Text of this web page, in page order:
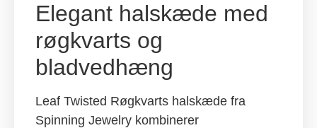
399,00 kr.
Elegant halskæde med
røgkvarts og
bladvedhæng
Leaf Twisted Røgkvarts halskæde fra
Spinning Jewelry kombinerer